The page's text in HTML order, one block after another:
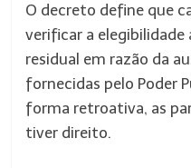
O decreto define que
verificar a elegibilidade
residual em razão da
fornecidas pelo Poder
forma retroativa, as
tiver direito.